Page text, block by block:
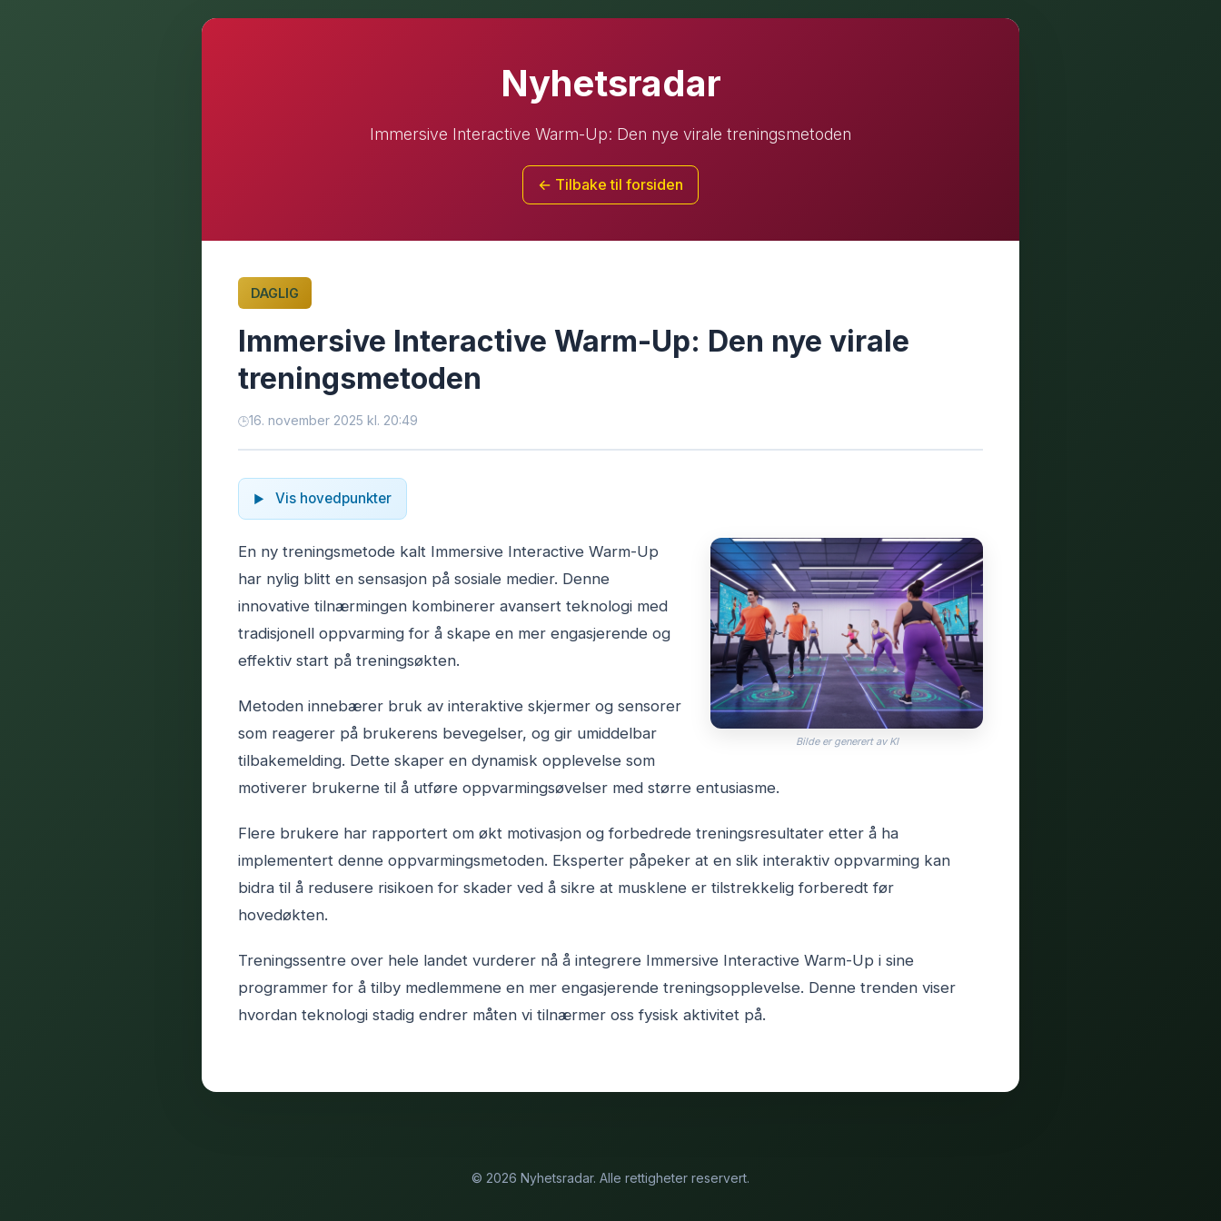
Nyhetsradar
Immersive Interactive Warm-Up: Den nye virale treningsmetoden
← Tilbake til forsiden
DAGLIG
Immersive Interactive Warm-Up: Den nye virale
treningsmetoden
16. november 2025 kl. 20:49
Vis hovedpunkter
Bilde er generert av KI
En ny treningsmetode kalt Immersive Interactive Warm-Up
har nylig blitt en sensasjon på sosiale medier. Denne
innovative tilnærmingen kombinerer avansert teknologi med
tradisjonell oppvarming for å skape en mer engasjerende og
effektiv start på treningsøkten.
Metoden innebærer bruk av interaktive skjermer og sensorer
som reagerer på brukerens bevegelser, og gir umiddelbar
tilbakemelding. Dette skaper en dynamisk opplevelse som
motiverer brukerne til å utføre oppvarmingsøvelser med større entusiasme.
Flere brukere har rapportert om økt motivasjon og forbedrede treningsresultater etter å ha
implementert denne oppvarmingsmetoden. Eksperter påpeker at en slik interaktiv oppvarming kan
bidra til å redusere risikoen for skader ved å sikre at musklene er tilstrekkelig forberedt før
hovedøkten.
Treningssentre over hele landet vurderer nå å integrere Immersive Interactive Warm-Up i sine
programmer for å tilby medlemmene en mer engasjerende treningsopplevelse. Denne trenden viser
hvordan teknologi stadig endrer måten vi tilnærmer oss fysisk aktivitet på.
© 2026 Nyhetsradar. Alle rettigheter reservert.